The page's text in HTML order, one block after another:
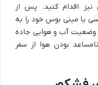
اقدام کنید. پس از
یا مینی بوس خود را به
وضعیت آب و هوایی جاده
بودن هوا از سفر